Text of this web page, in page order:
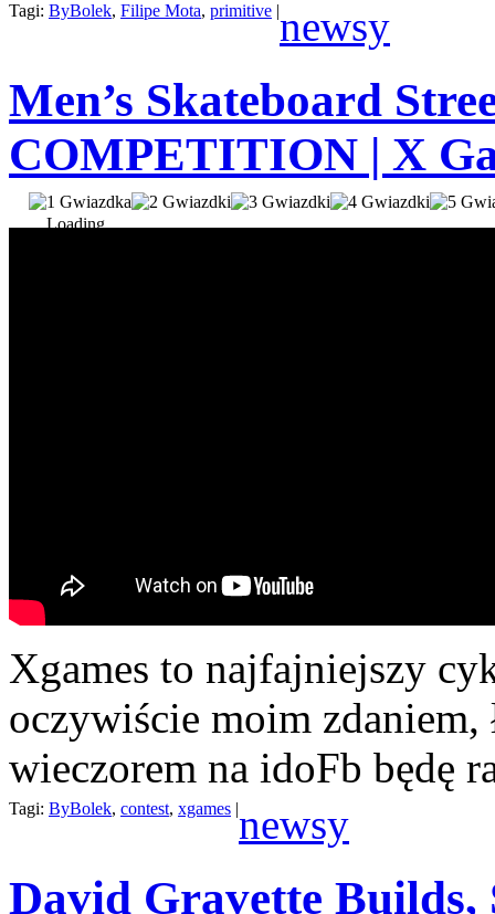
Tagi: ByBolek, Filipe Mota, primitive |newsy
Men’s Skateboard
COMPETITION | X
Loading...
Xgames to najfajniejszy
oczywiście moim
wieczorem na idoFb będę
Tagi: ByBolek, contest, xgames |newsy
David Gravette Builds,